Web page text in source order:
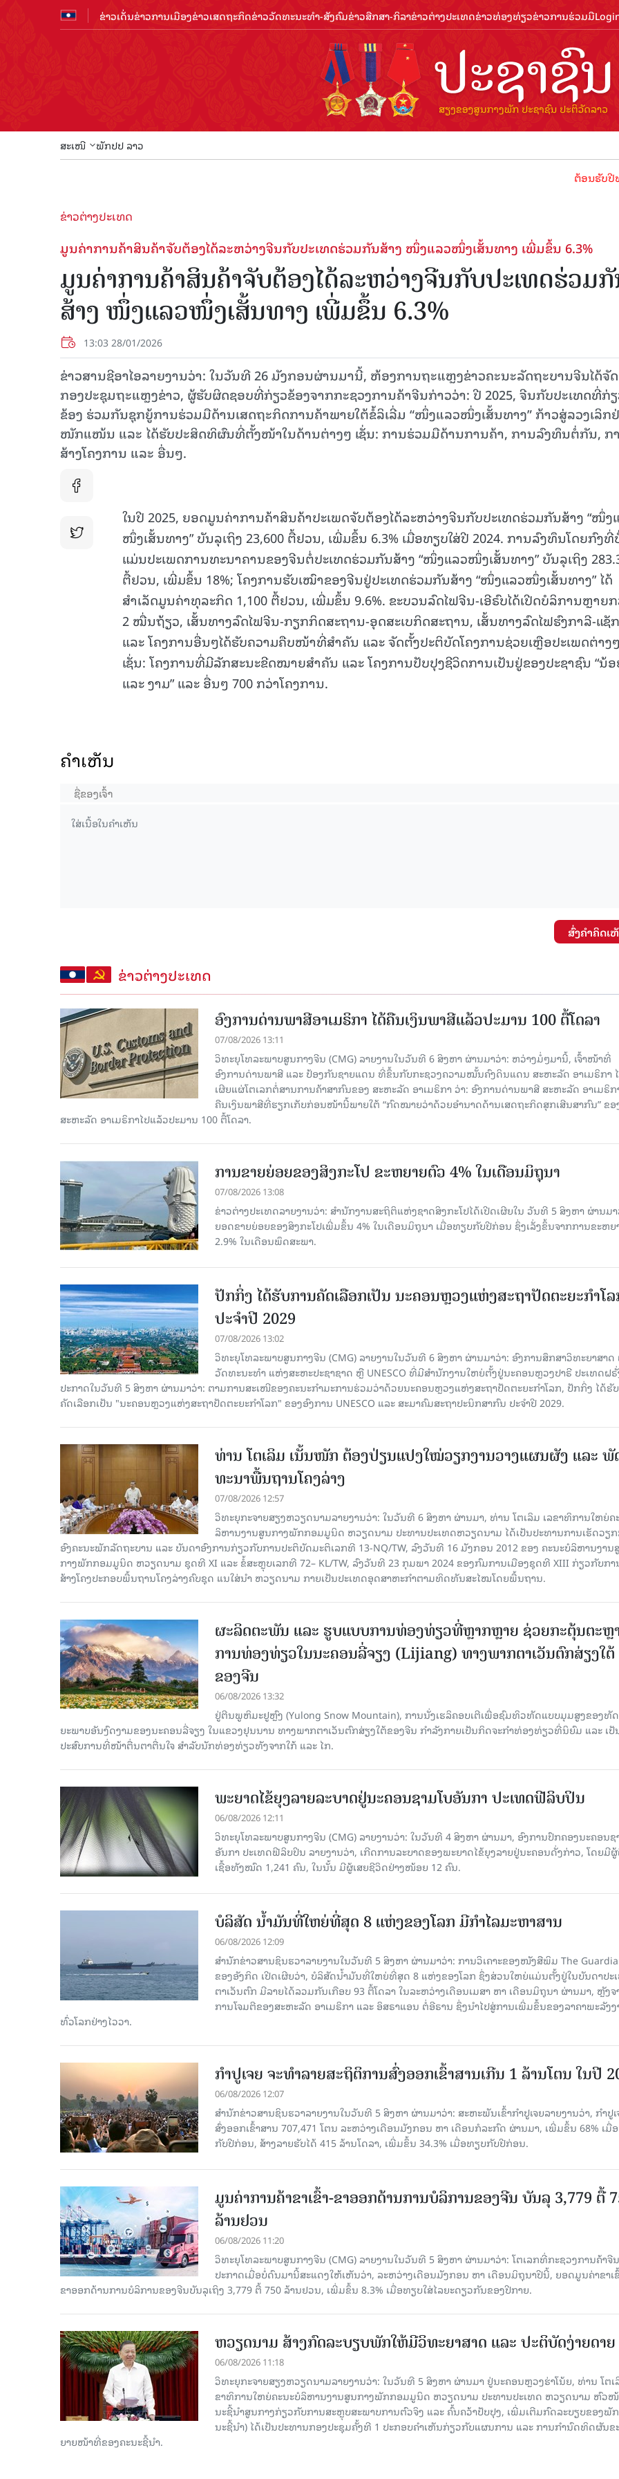
ຂ່າວເດັ່ນຂ່າວການເມືອງຂ່າວເສດຖະກິດຂ່າວວັດທະນະທຳ-ສັງຄົມຂ່າວສືກສາ-ກິລາຂ່າວຕ່າງປະເທດຂ່າວທ່ອງທ່ຽວຂ່າວການຮ່ວມມື
ສະເໜີ ພັກປປ ລາວ
ຕ້ອນຮັບປີທ່ອງທ່
ຂ່າວຕ່າງປະເທດ
ມູນຄ່າການ​ຄ້າສິນ​ຄ້າຈັບຕ້ອງໄດ້ລະ​ຫວ່າງ​ຈີນ​ກັບ​ປະ​ເທດ​ຮ່ວມ​ກັນ​ສ້າງ ໜຶ່ງ​ແລວ​ໜຶ່ງ​ເສັ້ນ​ທາງ ເພີ່ມຂຶ້ນ 6.3%
ມູນຄ່າການ​ຄ້າສິນ​ຄ້າຈັບຕ້ອງໄດ້ລະ​ຫວ່າງ​ຈີນ​ກັບ​ປະ​ເທດ​ຮ່ວມ​
ສ້າງ ໜຶ່ງ​ແລວ​ໜຶ່ງ​ເສັ້ນ​ທາງ ເພີ່ມຂຶ້ນ 6.3%
13:03 28/01/2026
ຂ່າວສານຊີອາໄອລາຍງານວ່າ: ໃນວັນ​ທີ 26 ມັງ​ກອນຜ່ານມາ​ນີ້, ຫ້ອງ​ການ​ຖະ​ແຫຼງ​ຂ່າວ​ຄະ​ນະ​ລັດ​ຖະ​ບານ​ຈີນ​ໄດ້​ຈັດ​
ກອງ​ປະ​ຊຸມ​ຖະ​ແຫຼງ​ຂ່າວ, ຜູ້​ຮັບ​ຜິດ​ຊອບ​ທີ່​ກ່ຽວ​ຂ້ອງ​​ຈາກ​ກະ​ຊວງ​ການ​ຄ້າ​ຈີນ​ກ່າວ​ວ່າ: ປີ 2025, ຈີນ​ກັບ​ປະ​ເທດ​ທີ່​ກ່
ຂ້ອງ ຮ່ວມ​ກັນ​ຊຸກ​ຍູ້​ການ​ຮ່ວມ​ມື​ດ້ານ​ເສດ​ຖະ​ກິດ​ການ​ຄ້າ​ພາຍ​ໃຕ້​ຂໍ້​ລິ​ເລີ່ມ “ໜຶ່ງ​ແລວ​ໜຶ່ງ​ເສັ້ນ​ທາງ” ກ້າວ​ສູ່​ລວງ​ເລິກ​
ໜັກ​ແໜ້ນ ແລະ ໄດ້​ຮັບ​ປະ​ສິດ​ທິ​ຜົນ​ທີ່​ຕັ້ງ​ໜ້າ​ໃນ​ດ້ານ​ຕ່າງໆ ເຊັ່ນ: ການ​ຮ່ວມ​ມື​ດ້ານ​ການ​ຄ້າ, ການ​ລົງ​ທຶນ​ຕໍ່​ກັນ, ກ
ສ້າງ​ໂຄງ​ການ ແລະ ​ອື່ນໆ.
ໃນປີ 2025, ຍອດມູນຄ່າການຄ້າສິນຄ້າປະເພດຈັບຕ້ອງໄດ້ລະຫວ່າງຈີນກັບປະເທດຮ່ວມກັນສ້າງ “ໜຶ່ງ
ໜຶ່ງເສັ້ນທາງ” ບັນລຸເຖິງ 23,600 ຕື້ຢວນ, ເພີ່ມຂຶ້ນ 6.3% ເມື່ອທຽບໃສ່ປີ 2024. ການລົງທຶນໂດຍກົງທີ່
ແມ່ນປະເພດການທະນາຄານຂອງຈີນຕໍ່ປະເທດຮ່ວມກັນສ້າງ “ໜຶ່ງແລວໜຶ່ງເສັ້ນທາງ” ບັນລຸເຖິງ
ຕື້ຢວນ, ເພີ່ມຂຶ້ນ 18%; ໂຄງການຮັບເໝົາຂອງຈີນຢູ່ປະເທດຮ່ວມກັນສ້າງ “ໜຶ່ງແລວໜຶ່ງເສັ້ນທາງ” ໄດ້
ສຳເລັດມູນຄ່າທຸລະກິດ 1,100 ຕື້ຢວນ, ເພີ່ມຂຶ້ນ 9.6%. ຂະບວນລົດໄຟຈີນ-ເອີຣົບໄດ້ເປີດບໍລິການຫຼາຍ
2 ໝື່ນຖ້ຽວ, ເສັ້ນທາງລົດໄຟຈີນ-ກຽກກິດສະຖານ-ອຸດສະເບກິດສະຖານ, ເສັ້ນທາງລົດໄຟຮົງກາລີ-ແຊັ
ແລະ ໂຄງການອື່ນໆໄດ້ຮັບຄວາມຄືບໜ້າທີ່ສຳຄັນ ແລະ ຈັດຕັ້ງປະຕິບັດໂຄງການຊ່ວຍເຫຼືອປະເພດຕ່າງໆ
ເຊັ່ນ: ໂຄງການທີ່ມີລັກສະນະຂີດໝາຍສຳຄັນ ແລະ ໂຄງການປັບປຸງຊີວິດການເປັນຢູ່ຂອງປະຊາຊົນ “ນ້
ແລະ ງາມ” ແລະ ອື່ນໆ 700 ກວ່າໂຄງການ.
ຄໍາເຫັນ
ສົ່ງຄໍາຄິດເ
ຂ່າວຕ່າງປະເທດ
ອົງການດ່ານພາສີອາເມຣິກາ ໄດ້ຄືນເງິນພາສີແລ້ວປະມານ 100 ຕື້ໂດລາ
07/08/2026 13:11
ວິທະຍຸໂທລະພາບສູນກາງຈີນ (CMG) ລາຍງານໃນວັນທີ 6 ສິງຫາ ຜ່ານມາວ່າ: ຫວ່າງມໍ່ໆມານີ້, ເຈົ້າໜ້າທີ່
ອົງການດ່ານພາສີ ແລະ ປ້ອງກັນຊາຍແດນ ທີ່ຂຶ້ນກັບກະຊວງຄວາມໝັ້ນຄົງດິນແດນ ສະຫະລັດ ອາເມຣິກາ
ເຜີຍແຜ່ໂຕເລກຕໍ່ສານການຄ້າສາກົນຂອງ ສະຫະລັດ ອາເມຣິກາ ວ່າ: ອົງການດ່ານພາສີ ສະຫະລັດ ອາເມຣິກ
ຄືນເງິນພາສີທີ່ຮຽກເກັບກ່ອນໜ້ານີ້ພາຍໃຕ້ “ກົດໝາຍວ່າດ້ວຍອຳນາດດ້ານເສດຖະກິດສຸກເສີນສາກົນ” ຂອ
ສະຫະລັດ ອາເມຣິກາໄປແລ້ວປະມານ 100 ຕື້ໂດລາ.
ການຂາຍຍ່ອຍຂອງສິງກະໂປ ຂະຫຍາຍຕົວ 4% ໃນເດືອນມິຖຸນາ
07/08/2026 13:08
ຂ່າວຕ່າງປະເທດລາຍງານວ່າ: ສຳນັກງານສະຖິຕິແຫ່ງຊາດສິງກະໂປໄດ້ເປີດເຜີຍໃນ ວັນທີ 5 ສິງຫາ ຜ່ານມາ
ຍອດຂາຍຍ່ອຍຂອງສິງກະໂປເພີ່ມຂຶ້ນ 4% ໃນເດືອນມິຖຸນາ ເມື່ອທຽບກັບປີກ່ອນ ຊຶ່ງເລັ່ງຂຶ້ນຈາກການຂະຫຍ
2.9% ໃນເດືອນພຶດສະພາ.
ປັກກິ່ງ ໄດ້ຮັບການຄັດເລືອກເປັນ ນະຄອນຫຼວງແຫ່ງສະຖາປັດຕະຍະກຳໂ
ປະຈຳປີ 2029
07/08/2026 13:02
ວິທະຍຸໂທລະພາບສູນກາງຈີນ (CMG) ລາຍງານໃນວັນທີ 6 ສິງຫາ ຜ່ານມາວ່າ: ອົງການສຶກສາວິທະຍາສາດ
ວັດທະນະທຳ ແຫ່ງສະຫະປະຊາຊາດ ຫຼື UNESCO ທີ່ມີສຳນັກງານໃຫຍ່ຕັ້ງຢູ່ນະຄອນ​ຫຼວງປາຣີ ປະເທດຝຣັ່
ປະກາດໃນວັນທີ 5 ສິງຫາ ຜ່ານມາວ່າ: ຕາມການສະເໜີຂອງຄະນະກຳມະການຮ່ວມວ່າດ້ວຍນະຄອນຫຼວງແຫ່ງສະຖາປັດຕະຍະກຳໂລກ, ປັກກິ່ງ ໄດ້ຮັ
ຄັດ​ເລືອກເປັນ "ນະຄອນຫຼວງແຫ່ງສະຖາປັດຕະຍະກຳໂລກ" ຂອງອົງການ UNESCO ແລະ ສະມາ​ຄົມສະຖາປະນິກສາກົນ ປະຈຳປີ 2029.
ທ່ານ ໂຕ​ເລິມ ເນັ້ນໜັກ ຕ້ອງ​ປ່ຽນ​ແປງ​ໃໝ່​ວຽກ​ງານ​ວາງ​ແຜນ​ຜັງ ແລະ ​ພັ
ທະ​ນາ​ພື້ນ​ຖານ​ໂຄງ​ລ່າງ
07/08/2026 12:57
ວິທະຍຸກະຈາຍສຽງຫວຽດນາມລາຍງານວ່າ: ໃນ​ວັນ​ທີ 6 ສິງ​ຫາ ຜ່ານມາ, ທ່ານ ໂຕ​ເລິມ ເລ​ຂາ​ທິ​ການ​ໃຫຍ່​ຄ
ລິ​ຫານ​ງານ​ສູນ​ກາງ​ພັກ​ກອມ​ມູ​ນິດ ຫວຽດ​ນາມ ປະ​ທານ​ປະ​ເທດຫວຽດ​ນາມ ໄດ້​ເປັນ​ປະ​ທານ​ການ​ເຮັດ​ວຽ
ອົງ​ຄະ​ນະ​ພັກ​ລັດ​ຖະ​ບານ ແລະ ບັນ​ດາ​ອົງ​ການ​ກ່ຽວ​ກັບ​ການ​ປະ​ຕິ​ບັດ​ມະ​ຕິ​ເລກ​ທີ 13-NQ/TW, ລົງວັນ​ທີ 16 ມັງ​ກອນ 2012 ຂອງ ຄະ​ນະ​ບໍ​ລິ​ຫານ​ງານ​
ກາງ​ພັກ​ກອມ​ມູ​ນິດ ຫວຽດ​ນາມ ຊຸດ​ທີ XI ແລະ ຂໍ້​ສະ​ຫຼຸບ​ເລກ​ທີ 72– KL/TW, ​ລົງວັນ​ທີ 23 ກຸມ​ພາ 2024 ຂອງ​ກົມ​ການ​ເມື​ອງ​ຊຸດ​ທີ XIII ກ່ຽວ​ກັບ​ກ
ສ້າງ​ໂຄງ​ປະ​ກອບ​ພື້ນ​ຖານ​ໂຄງ​ລ່າງຄົບ​ຊຸດ ແນ​ໃສ່​ນຳ ຫວຽດ​ນາມ ກາຍ​ເປັນ​ປະ​ເທດ​ອຸດ​ສາ​ຫະ​ກຳ​ຕາມ​ທິດ​ທັນ​ສະ​ໄໝ​ໂດຍ​ພື້ນ​ຖານ.
ຜະລິດຕະພັນ ແລະ ຮູບແບບການທ່ອງທ່ຽວທີ່ຫຼາກຫຼາຍ ຊ່ວຍກະຕຸ້ນຕະຫຼ
ການທ່ອງທ່ຽວໃນນະຄອນລີ່ຈຽງ (Lijiang) ທາງພາກຕາເວັນຕົກສ່ຽງໃຕ້
ຂອງຈີນ
06/08/2026 13:32
ຢູ່ຕີນພູຫິມະຢູຫຼົງ (Yulong Snow Mountain), ການນັ່ງເຮລິຄອບເຕີເພື່ອຊົມທິວທັດແບບມຸມສູງຂອງທັ
ຍະພາບອັນງົດງາມຂອງນະຄອນລີ່ຈຽງ ໃນແຂວງຢຸນນານ ທາງພາກຕາເວັນຕົກສ່ຽງໃຕ້ຂອງຈີນ ກຳລັງກາຍເປັນກິດຈະກຳທ່ອງທ່ຽວທີ່ນິຍົມ ແລະ ເປັ
ປະສົບການທີ່ໜ້າຕື່ນຕາຕື່ນໃຈ ສຳລັບນັກທ່ອງທ່ຽວທັງຈາກໃກ້ ແລະ ໄກ.
ພະຍາດໄຂ້ຍຸງລາຍລະບາດຢູ່ນະຄອນຊາມໂບ​ອັນກາ ປະເທດຟີລິບປິນ
06/08/2026 12:11
ວິທະຍຸໂທລະພາບສູນກາງຈີນ (CMG) ລາຍງານວ່າ: ໃນວັນທີ 4 ສິງ​ຫາ ຜ່ານມາ, ອົງການ​ປົກ​ຄອງນະຄອນຊ
ອັນກາ ປະເທດຟີລິບປິນ ລາຍ​ງານວ່າ, ເກີດ​ການລະບາດ​ຂອງພະຍາດໄຂ້ຍຸງລາຍຢູ່ນະຄອນດັ່ງກ່າວ, ໂດຍມີ
ເຊື້ອ​ທັງ​ໝົດ 1,241 ຄົນ, ໃນນັ້ນ ມີຜູ້ເສຍຊີວິດຢ່າງໜ້ອຍ 12 ຄົນ.
ບໍລິສັດ ນ້ຳມັນທີ່ໃຫຍ່ທີ່ສຸດ 8 ແຫ່ງຂອງໂລກ ມີກຳໄລມະຫາສານ
06/08/2026 12:09
ສຳນັກຂ່າວສານຊິນຮວາລາຍງານໃນວັນທີ 5 ສິງຫາ ຜ່ານມາວ່າ: ການວິເຄາະຂອງໜັງສືພິມ The
ຂອງອັງກິດ ເປີດເຜີຍວ່າ, ບໍລິສັດນ້ຳມັນທີ່ໃຫຍ່ທີ່ສຸດ 8 ແຫ່ງຂອງໂລກ ຊຶ່ງສ່ວນໃຫຍ່ແມ່ນຕັ້ງຢູ່ໃນບັນດາປະ
ຕາເວັນຕົກ ມີລາຍໄດ້ລວມກັນເກືອບ 93 ຕື້ໂດລາ ໃນລະຫວ່າງເດືອນເມສາ ຫາ ເດືອນມິຖຸນາ ຜ່ານມາ, ຫຼັງຈ
ການໂຈມຕີຂອງສະຫະລັດ ອາເມຣິກາ ແລະ ອິສຣາແອນ ຕໍ່ອີຣານ ຊຶ່ງນຳໄປສູ່ການເພີ່ມຂຶ້ນຂອງລາຄາພະລັງງ
ທົ່ວໂລກຢ່າງໄວວາ.
ກຳປູເຈຍ ຈະທຳລາຍສະຖິຕິການສົ່ງອອກເຂົ້າສານເກີນ 1 ລ້ານໂຕນ ໃນປີ
06/08/2026 12:07
ສຳນັກຂ່າວສານຊິນຮວາລາຍງານໃນວັນທີ 5 ສິງຫາ ຜ່ານມາວ່າ: ສະຫະພັນເຂົ້າກຳປູເຈຍລາຍງານວ່າ, ກໍາປູເ
ສົ່ງອອກເຂົ້າສານ 707,471 ໂຕນ ລະຫວ່າງເດືອນມັງກອນ ຫາ ເດືອນກໍລະກົດ ຜ່ານມາ, ເພີ່ມຂຶ້ນ 68% ເມື່
ກັບປີກ່ອນ, ສ້າງລາຍຮັບໄດ້ 415 ລ້ານໂດລາ, ເພີ່ມຂຶ້ນ 34.3% ເມື່ອທຽບກັບປີກ່ອນ.
ມູນຄ່າການຄ້າຂາເຂົ້າ-ຂາອອກດ້ານການບໍລິການຂອງຈີນ ບັນລຸ 3,779 ຕື້
ລ້ານຢວນ
06/08/2026 11:20
ວິທະຍຸໂທລະພາບສູນກາງຈີນ (CMG) ລາຍງານໃນວັນທີ 5 ສິງຫາ ຜ່ານມາວ່າ: ໂຕເລກທີ່ກະຊວງການຄ້າຈີນ
ປະກາດເມື່ອບໍ່ດົນມານີ້ສະແດງໃຫ້ເຫັນວ່າ, ລະຫວ່າງເດືອນມັງກອນ ຫາ ເດືອນມິຖຸນາປີນີ້, ຍອດມູນຄ່າຂາເ
ຂາອອກດ້ານການບໍລິການຂອງຈີນບັນລຸເຖິງ 3,779 ຕື້ 750 ລ້ານຢວນ, ເພີ່ມຂຶ້ນ 8.3% ເມື່ອທຽບໃສ່ໄລຍະດຽວກັນຂອງປີກາຍ.
ຫວຽດນາມ ສ້າງກົດລະບຽບພັກໃຫ້ມີວິທະຍາສາດ ແລະ ປະຕິບັດງ່າຍດາຍ
06/08/2026 11:18
ວິທະຍຸກະຈາຍສຽງຫວຽດນາມລາຍງານວ່າ: ໃນ​ວັນ​ທີ 5 ສິງ​ຫາ ຜ່ານມາ ຢູ່ນະຄອນຫຼວງຮ່າ​ໂນ້ຍ, ທ່ານ ໂຕ​ເ
ຂາ​ທິ​ການ​ໃຫຍ່​ຄະ​ນະ​ບໍ​ລິ​ຫານ​ງານ​ສູນ​ກາງ​ພັກ​ກອມ​ມູ​ນິດ ຫວຽດ​ນາມ ປະ​ທານ​ປະ​ເທດ ຫວຽດ​ນາມ ຫົວ​ໜ້
ນະ​ຊີ້​ນຳ​ສູນ​ກາງ​ກ່ຽວ​ກັບ​ການ​ສະ​ຫຼຸບ​ສະ​ພ​າບ​ການ​ຕົວ​ຈິງ ແລະ ຄົ້ນ​ຄວ້າ​ປັບ​ປຸງ, ເພີ່ມ​ເຕີມ​ກົດ​ລະ​ບຽບ​ຂອງ​ພັ
ນະ​ຊີ້​ນຳ) ໄດ້​ເປັນ​ປະ​ທານກອງ​ປະ​ຊຸມ​ຄັ້ງ​ທີ 1 ປະ​ກອບ​ຄຳ​ເຫັນ​ກ່ຽວ​ກັບ​ແຜນ​ການ ແລະ ການ​ກຳ​ນົດ​ທິດ​ຜັນ​ຂ
ຍາຍ​ໜ້າ​ທີ່​ຂອງ​ຄະ​ນະ​ຊີ້​ນຳ.